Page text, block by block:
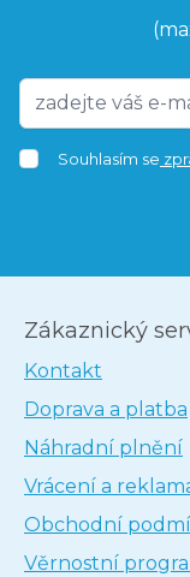
Souhlasím se
Zákaznický
Kontakt
Doprava a platba
Náhradní plnění
Vrácení a
Obchodní
Věrnostní